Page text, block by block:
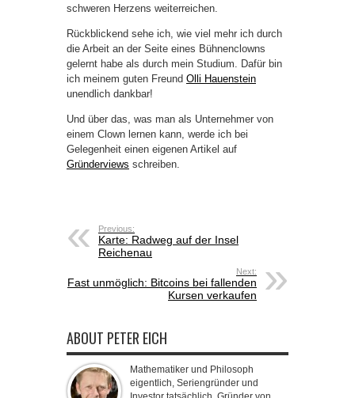
schweren Herzens weiterreichen.
Rückblickend sehe ich, wie viel mehr ich durch
die Arbeit an der Seite eines Bühnenclowns
gelernt habe als durch mein Studium. Dafür bin
ich meinem guten Freund Olli Hauenstein
unendlich dankbar!
Und über das, was man als Unternehmer von
einem Clown lernen kann, werde ich bei
Gelegenheit einen eigenen Artikel auf
Gründerviews schreiben.
Previous:
Karte: Radweg auf der Insel
Reichenau
Next:
Fast unmöglich: Bitcoins bei fallenden
Kursen verkaufen
ABOUT PETER EICH
Mathematiker und Philosoph
eigentlich, Seriengründer und